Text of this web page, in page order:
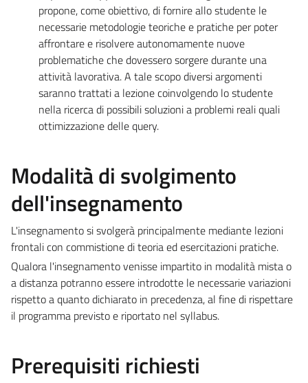
propone, come obiettivo, di fornire allo studente le
necessarie metodologie teoriche e pratiche per poter
affrontare e risolvere autonomamente nuove
problematiche che dovessero sorgere durante una
attività lavorativa. A tale scopo diversi argomenti
saranno trattati a lezione coinvolgendo lo studente
nella ricerca di possibili soluzioni a problemi reali quali
ottimizzazione delle query.
Modalità di svolgimento
dell'insegnamento
L'insegnamento si svolgerà principalmente mediante lezioni
frontali con commistione di teoria ed esercitazioni pratiche.
Qualora l'insegnamento venisse impartito in modalità mista o
a distanza potranno essere introdotte le necessarie variazioni
rispetto a quanto dichiarato in precedenza, al fine di rispettare
il programma previsto e riportato nel syllabus.
Prerequisiti richiesti